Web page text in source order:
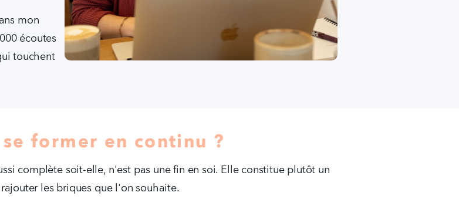
mon
écoutes
touchent
former en continu ?
complète soit-elle, n'est pas une fin en soi. Elle constitue plutôt un
les briques que l'on souhaite.